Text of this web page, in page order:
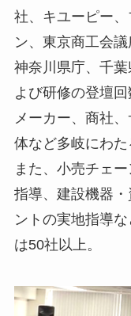
社、キユーピー
ン、東京商工会
神奈川県庁、千
よび研修の登壇
メーカー、商社
体など多岐にわた
また、小売チェ
指導、建設機器
ントの実地指導
は50社以上。